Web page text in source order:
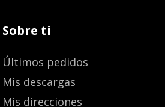
Sobre ti
Últimos pedidos
Mis descargas
Mis direcciones